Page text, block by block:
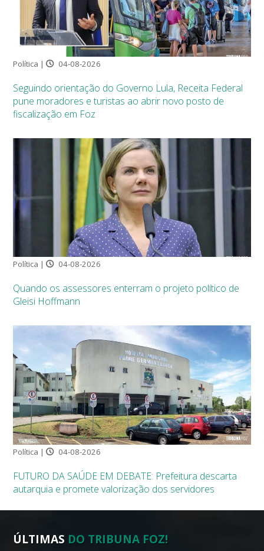
Política | 04-08-2026
Seguindo orientação do Governo Lula, Receita Federal
pune moradores e turistas ao abrir novo posto de
fiscalização em Foz
Política | 04-08-2026
Quando os assessores enterram o projeto político de
Gleisi Hoffmann
Política | 04-08-2026
FUTURO DA SAÚDE EM DEBATE: Prefeitura descarta
autarquia e promete valorização dos servidores
ÚLTIMAS DO TRIBUNA FOZ!